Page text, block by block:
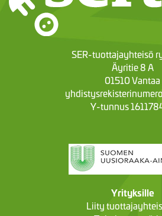
SER-tuottajayhteisö
Äyritie 8 A
01510 Vantaa
Y-tunnus
Yrityksille
Liity